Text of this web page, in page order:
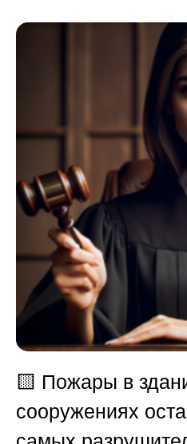
🟨 Пожары в
сооружениях